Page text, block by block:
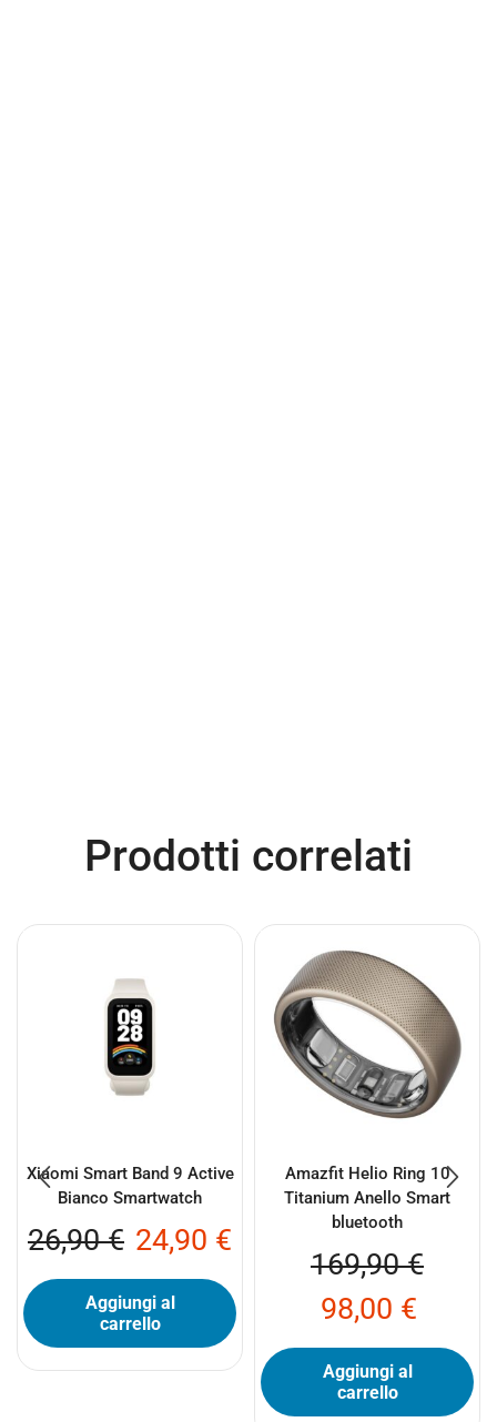
Prodotti correlati
Xiaomi Smart Band 9 Active
Bianco Smartwatch
26,90€ 24,90 €
Aggiungi al
carrello
Amazfit Helio Ring 10
Titanium Anello Smart
bluetooth
169,90€
98,00 €
Aggiungi al
carrello